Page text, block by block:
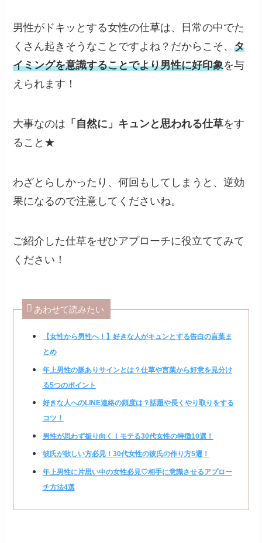
男性がドキッとする女性の仕草は、日常の中でた
くさん起きそうなことですよね？だからこそ、タ
イミングを意識することでより男性に好印象を与
えられます！
大事なのは 「自然に」キュンと思われる仕草をす
ること★
わざとらしかったり、何回もしてしまうと、逆効
果になるので注意してくださいね。
ご紹介した仕草をぜひアプローチに役立ててみて
ください！
あわせて読みたい
【女性から男性へ！】好きな人がキュンとする告白の言葉ま
とめ
年上男性の脈ありサインとは？仕草や言葉から好意を見分け
る5つのポイント
好きな人へのLINE連絡の頻度は？話題や長くやり取りをする
コツ！
男性が思わず振り向く！モテる30代女性の特徴10選！
彼氏が欲しい方必見！30代女性の彼氏の作り方5選！
年上男性に片思い中の女性必見♡相手に意識させるアプロー
チ方法4選